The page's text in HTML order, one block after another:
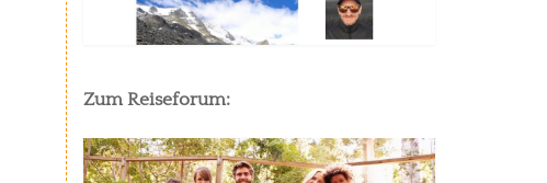
Zum Reiseforum: